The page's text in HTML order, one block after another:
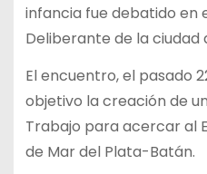
infancia fue debatido en
Deliberante de la ciudad
El encuentro, el pasado
objetivo la creación de
Trabajo para acercar al
de Mar del Plata-Batán.